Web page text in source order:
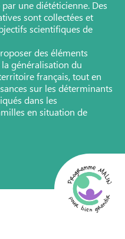
une diététicienne. Des
sont collectées et
scientifiques de
des éléments
généralisation du
français, tout en
sur les déterminants
dans les
en situation de